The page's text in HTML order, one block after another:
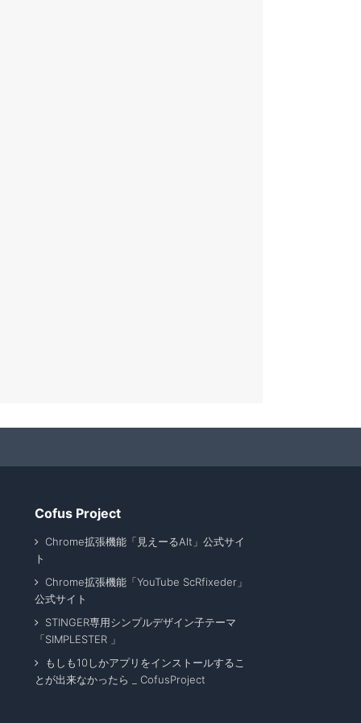
Cofus Project
Chrome拡張機能「見えーるAlt」公式サイ
ト
Chrome拡張機能「YouTube ScRfixeder」
公式サイト
STINGER専用シンプルデザイン子テーマ
「SIMPLESTER 」
もしも10しかアプリをインストールするこ
とが出来なかったら _ CofusProject